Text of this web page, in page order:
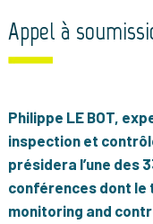
Appel à
Philippe LE BOT,
inspection et
présidera l’une des
conférences dont le
monitoring and